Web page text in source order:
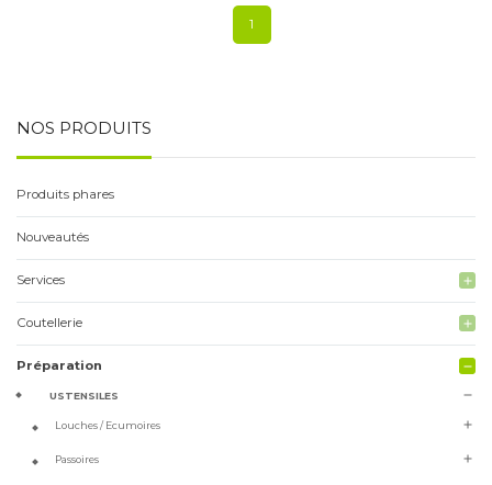
NOS PRODUITS
Produits phares
Nouveautés
Services add
Coutellerie add
Préparation remove
USTENSILES remove
Louches / Ecumoires add
Passoires add
1